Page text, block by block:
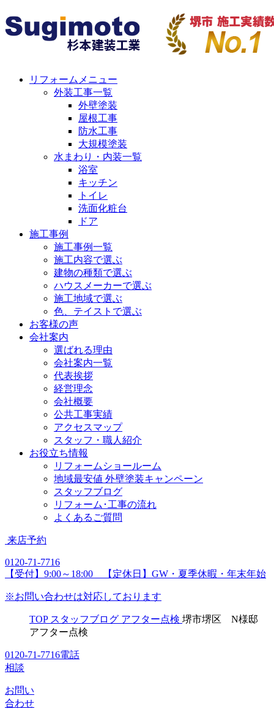
リフォームメニュー
外装工事一覧
外壁塗装
屋根工事
防水工事
大規模塗装
水まわり・内装一覧
浴室
キッチン
トイレ
洗面化粧台
ドア
施工事例
施工事例一覧
施工内容で選ぶ
建物の種類で選ぶ
ハウスメーカーで選ぶ
施工地域で選ぶ
色、テイストで選ぶ
お客様の声
会社案内
選ばれる理由
会社案内一覧
代表挨拶
経営理念
会社概要
公共工事実績
アクセスマップ
スタッフ・職人紹介
お役立ち情報
リフォームショールーム
地域最安値 外壁塗装キャンペーン
スタッフブログ
リフォーム･工事の流れ
よくあるご質問
来店予約
0120-71-7716
【受付】9:00～18:00 【定休日】GW・夏季休暇・年末年始
※お問い合わせは対応しております
TOP スタッフブログ アフター点検 堺市堺区 N様邸
アフター点検
0120-71-7716電話
相談
お問い
合わせ